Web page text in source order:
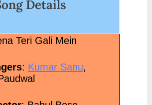
More<span class="screen-
| ए कातिब इ तक़्दीर Song Lyrics”</span> »</a>
Details
Teri Gali Mein
: Kumar Sanu,